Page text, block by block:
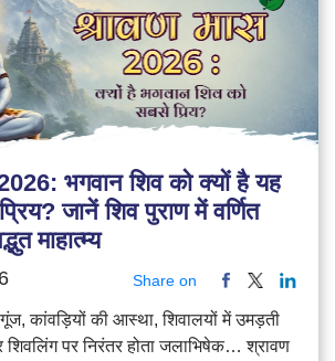
भगवान शिव को क्यों है यह
जानें शिव पुराण में वर्णित
माहात्म्य
Share on
कांवड़ियों की आस्था, शिवालयों में उमड़ती
पर निरंतर होता जलाभिषेक… श्रावण